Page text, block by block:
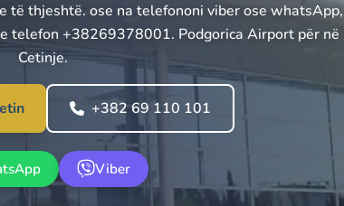
të thjeshtë. ose na telefononi viber ose whatsApp,
telefon +38269378001. Podgorica Airport për në
Cetinje.
+382 69 110 101
Viber